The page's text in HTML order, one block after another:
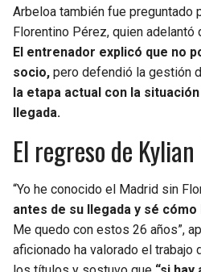
Arbeloa también fue preguntado
Florentino Pérez, quien
El entrenador explicó que no
socio, pero defendió la gestión
la etapa actual con la
llegada.
El regreso de
“Yo he conocido el Madrid sin
antes de su llegada y sé
Me quedo con estos 26 años”,
aficionado ha valorado el trabajo